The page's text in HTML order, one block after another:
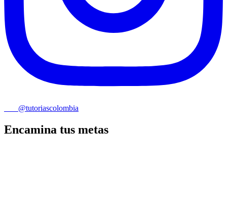
@tutoriascolombia
Encamina tus metas